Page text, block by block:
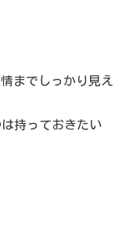
までしっかり見え
持っておきたい